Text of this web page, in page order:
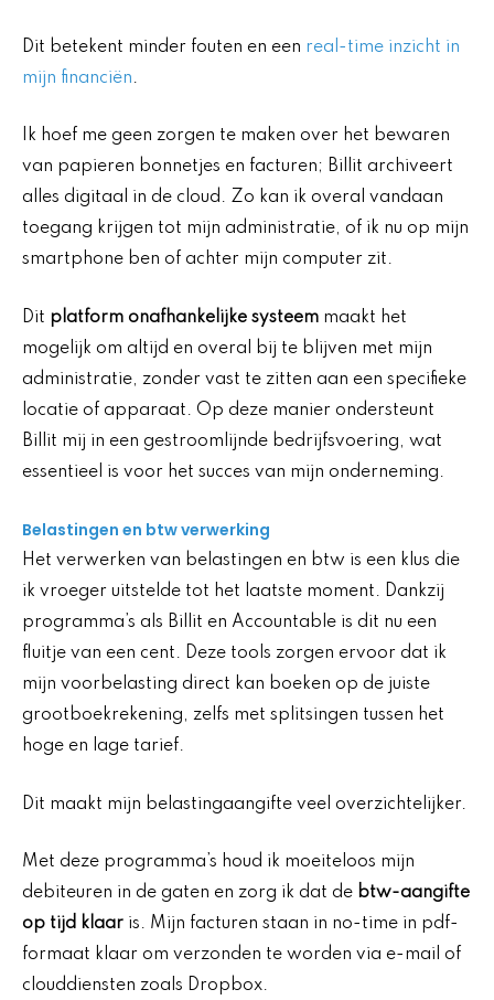
Dit betekent minder fouten en een real-time inzicht in
mijn financiën.
Ik hoef me geen zorgen te maken over het bewaren
van papieren bonnetjes en facturen; Billit archiveert
alles digitaal in de cloud. Zo kan ik overal vandaan
toegang krijgen tot mijn administratie, of ik nu op mijn
smartphone ben of achter mijn computer zit.
Dit platform onafhankelijke systeem maakt het
mogelijk om altijd en overal bij te blijven met mijn
administratie, zonder vast te zitten aan een specifieke
locatie of apparaat. Op deze manier ondersteunt
Billit mij in een gestroomlijnde bedrijfsvoering, wat
essentieel is voor het succes van mijn onderneming.
Belastingen en btw verwerking
Het verwerken van belastingen en btw is een klus die
ik vroeger uitstelde tot het laatste moment. Dankzij
programma’s als Billit en Accountable is dit nu een
fluitje van een cent. Deze tools zorgen ervoor dat ik
mijn voorbelasting direct kan boeken op de juiste
grootboekrekening, zelfs met splitsingen tussen het
hoge en lage tarief.
Dit maakt mijn belastingaangifte veel overzichtelijker.
Met deze programma’s houd ik moeiteloos mijn
debiteuren in de gaten en zorg ik dat de btw-aangifte
op tijd klaar is. Mijn facturen staan in no-time in pdf-
formaat klaar om verzonden te worden via e-mail of
clouddiensten zoals Dropbox.